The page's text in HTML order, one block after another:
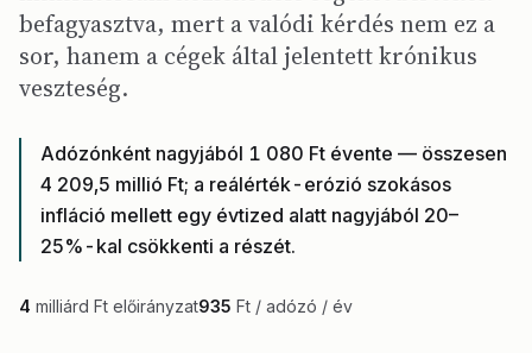
befagyasztva, mert a valódi kérdés nem ez a
sor, hanem a cégek által jelentett krónikus
veszteség.
Adózónként nagyjából 1 080 Ft évente — összesen
4 209,5 millió Ft; a reálérték-erózió szokásos
infláció mellett egy évtized alatt nagyjából 20–
25%-kal csökkenti a részét.
4 milliárd Ft előirányzat935 Ft / adózó / év